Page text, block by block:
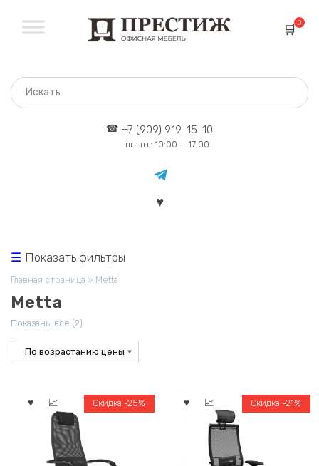
содержанию
0
+7 (909) 919-15-10
пн-пт: 10:00 — 17:00
Главная страница » Metta
Metta
Показаны все (2)
возрастанию
Скидка -25% Скидка -21%
Показать фильтры